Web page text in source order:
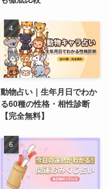
動物占い｜生年月日でわか
る60種の性格・相性診断
【完全無料】